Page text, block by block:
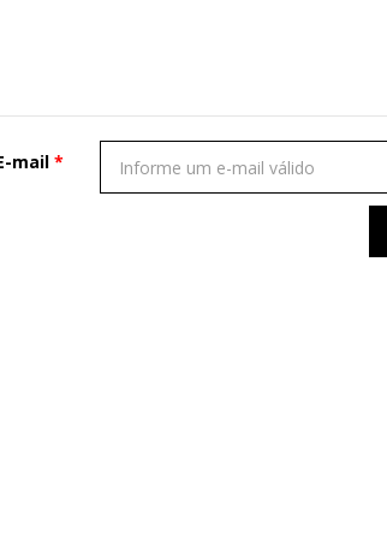
mail